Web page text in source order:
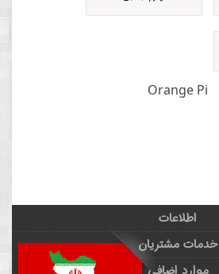
Orange Pi
اطلاعات
خدمات مشتریان